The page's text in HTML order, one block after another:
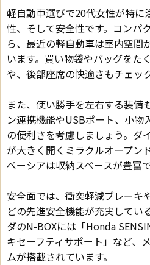
軽自動車選びで20代女性が特に
性、そして安全性です。コンパ
ら、最近の軽自動車は室内空間
います。買い物袋やバッグをた
や、後部座席の快適さもチェッ
また、使い勝手を左右する装備
ン連携機能やUSBポート、小物
の便利さを考慮しましょう。ダ
が大きく開くミラクルオープン
ペーシアは収納スペースが豊富で
安全面では、衝突軽減ブレーキ
どの先進安全機能が充実してい
ダのN-BOXには「Honda
キセーフティサポート」など、
ムが搭載されています。